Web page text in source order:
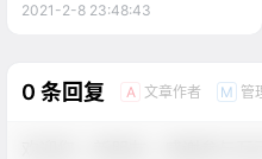
2021-2-8 23:48:43
0 条回复 A 文章作者 M 管